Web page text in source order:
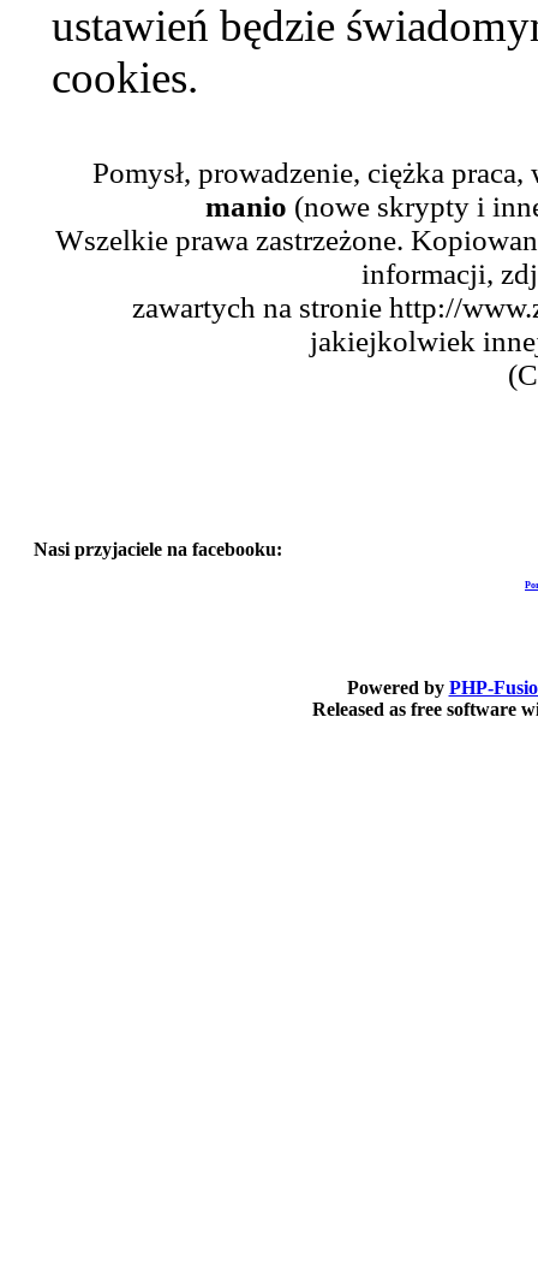
ustawień będzie
cookies.
Pomysł, prowadzenie, ciężka
manio (nowe skrypty i
Wszelkie prawa zastrzeżone.
informacji,
zawartych na stronie http://
jakiejkolwiek
Nasi przyjaciele na facebooku:
Powered by PHP-
Released as free software